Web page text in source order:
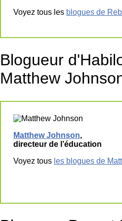
Voyez tous les blogues de
Blogueur
Matthew
Matthew Johnson,
directeur de l’éducation
Voyez tous les blogues de